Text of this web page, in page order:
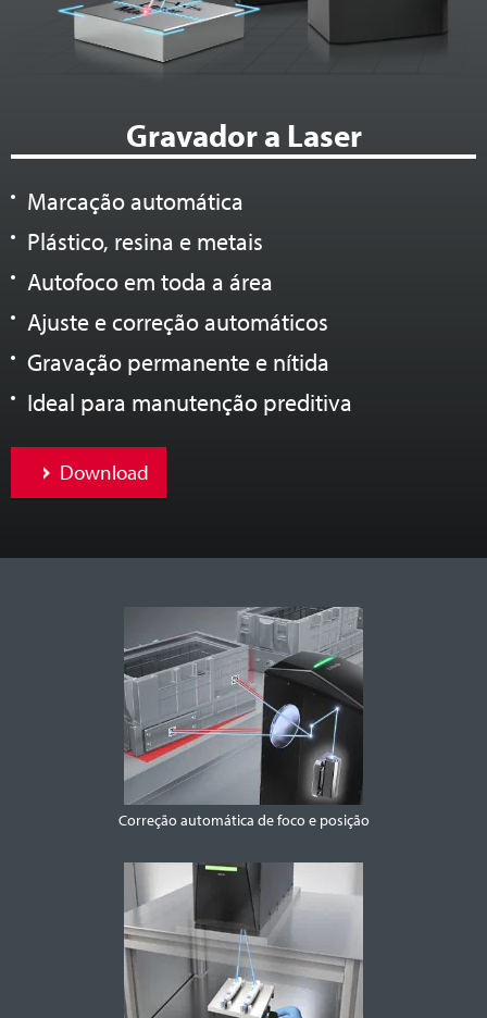
Gravador a Laser
Marcação automática
Plástico, resina e metais
Autofoco em toda a área
Ajuste e correção automáticos
Gravação permanente e nítida
Ideal para manutenção preditiva
Download
Correção automática de foco e posição